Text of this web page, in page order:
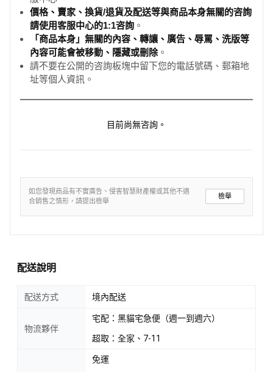
價格、賣家、換貨/退貨及配送等與商品本身無關的咨詢
請使用客服中心的1:1咨詢 。
「商品本身」無關的內容、轉讓、廣告、辱罵、洗版等
內容可能會被移動、隱藏或刪除。
請不要在公開的咨詢板塊中留下您的電話號碼、郵箱地
址等個人資訊。
目前尚無咨詢。
如您發現商品有不實廣告、侵害智慧財產權或其他不適
合銷售之情形，請提出檢舉
檢舉
配送說明
配送方式 境內配送
物流夥伴
宅配：黑貓宅急便（週一到週六）
超取：全家、7-11
免運